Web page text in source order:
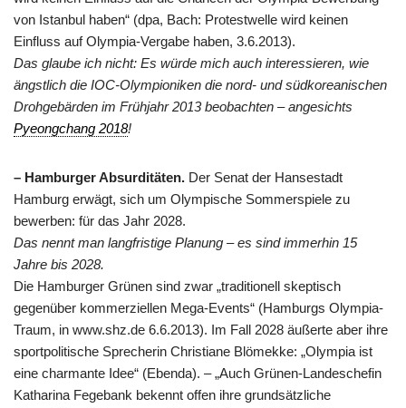
von Istanbul haben“ (dpa, Bach: Protestwelle wird keinen
Einfluss auf Olympia-Vergabe haben, 3.6.2013).
Das glaube ich nicht: Es würde mich auch interessieren, wie
ängstlich die IOC-Olympioniken die nord- und südkoreanischen
Drohgebärden im Frühjahr 2013 beobachten – angesichts
Pyeongchang 2018!
– Hamburger Absurditäten. Der Senat der Hansestadt
Hamburg erwägt, sich um Olympische Sommerspiele zu
bewerben: für das Jahr 2028.
Das nennt man langfristige Planung – es sind immerhin 15
Jahre bis 2028.
Die Hamburger Grünen sind zwar „traditionell skeptisch
gegenüber kommerziellen Mega-Events“ (Hamburgs Olympia-
Traum, in www.shz.de 6.6.2013). Im Fall 2028 äußerte aber ihre
sportpolitische Sprecherin Christiane Blömekke: „Olympia ist
eine charmante Idee“ (Ebenda). – „Auch Grünen-Landeschefin
Katharina Fegebank bekennt offen ihre grundsätzliche